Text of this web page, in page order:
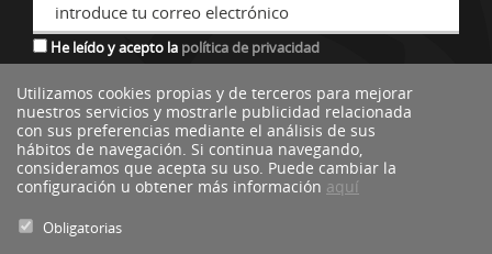
introduce tu correo electrónico
He leído y acepto la política de privacidad
*descuento no acumulable a otras ofertas o promociones.
Utilizamos cookies propias y de terceros para mejorar
nuestros servicios y mostrarle publicidad relacionada
con sus preferencias mediante el análisis de sus
hábitos de navegación. Si continua navegando,
consideramos que acepta su uso. Puede cambiar la
configuración u obtener más información aquí
Obligatorias